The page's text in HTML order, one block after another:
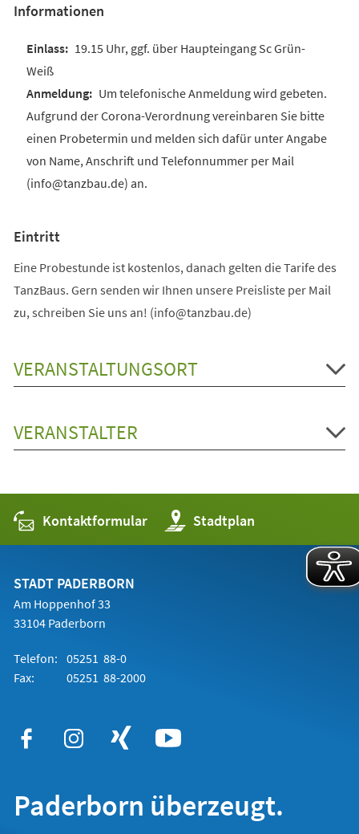
Informationen
19.15 Uhr, ggf. über Haupteingang Sc Grün-
Weiß
Um telefonische Anmeldung wird gebeten.
Aufgrund der Corona-Verordnung vereinbaren Sie bitte
einen Probetermin und melden sich dafür unter Angabe
von Name, Anschrift und Telefonnummer per Mail
(info@tanzbau.de) an.
Eintritt
Eine Probestunde ist kostenlos, danach gelten die Tarife des
TanzBaus. Gern senden wir Ihnen unsere Preisliste per Mail
zu, schreiben Sie uns an! (info@tanzbau.de)
VERANSTALTUNGSORT
VERANSTALTER
Kontaktformular Stadtplan
(Öffnet
in
einem
STADT PADERBORN
Am Hoppenhof 33
33104 Paderborn
Telefon: 05251 88-0
Fax:
05251 88-2000
Paderborn überzeugt.